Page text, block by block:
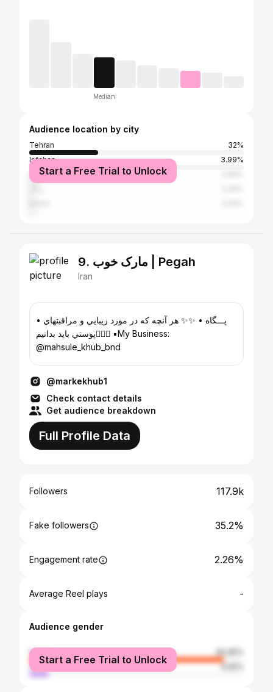
Median
Audience location by city
Tehran
32%
Isfahan
3.99%
Ahvaz
Start a Free Trial to Unlock
9. مارک خوب | Pegah
Iran
• پـــگاه • ✨✨ هر آنچه كه در مورد زيبايي و مراقبتهاي
پوستي بايد بدانيم💁🏻‍♀️ ▪️My Business:
@mahsule_khub_bnd
@markekhub1
Check contact details
Get audience breakdown
Full Profile Data
Followers 117.9k
Fake followers 35.2%
Engagement rate 2.26%
Average Reel plays -
Audience gender
female
90.95%
male
9.05%
Start a Free Trial to Unlock